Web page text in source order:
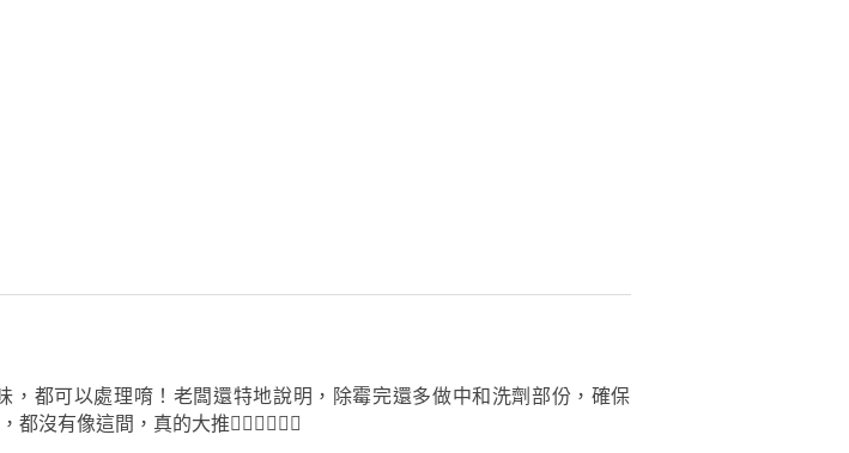
光工廠-半山夢工廠
密斯牛排地毯潔淨業
者 以上內容—恆淨保
都可以處理唷！老闆還特地說明，除霉完還多做中和洗劑部份，確保
有像這間，真的大推👍🏼👍🏼👍🏼